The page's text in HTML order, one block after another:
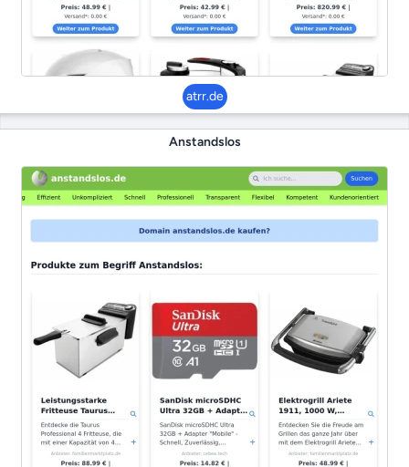
atrr.de
Anstandslos